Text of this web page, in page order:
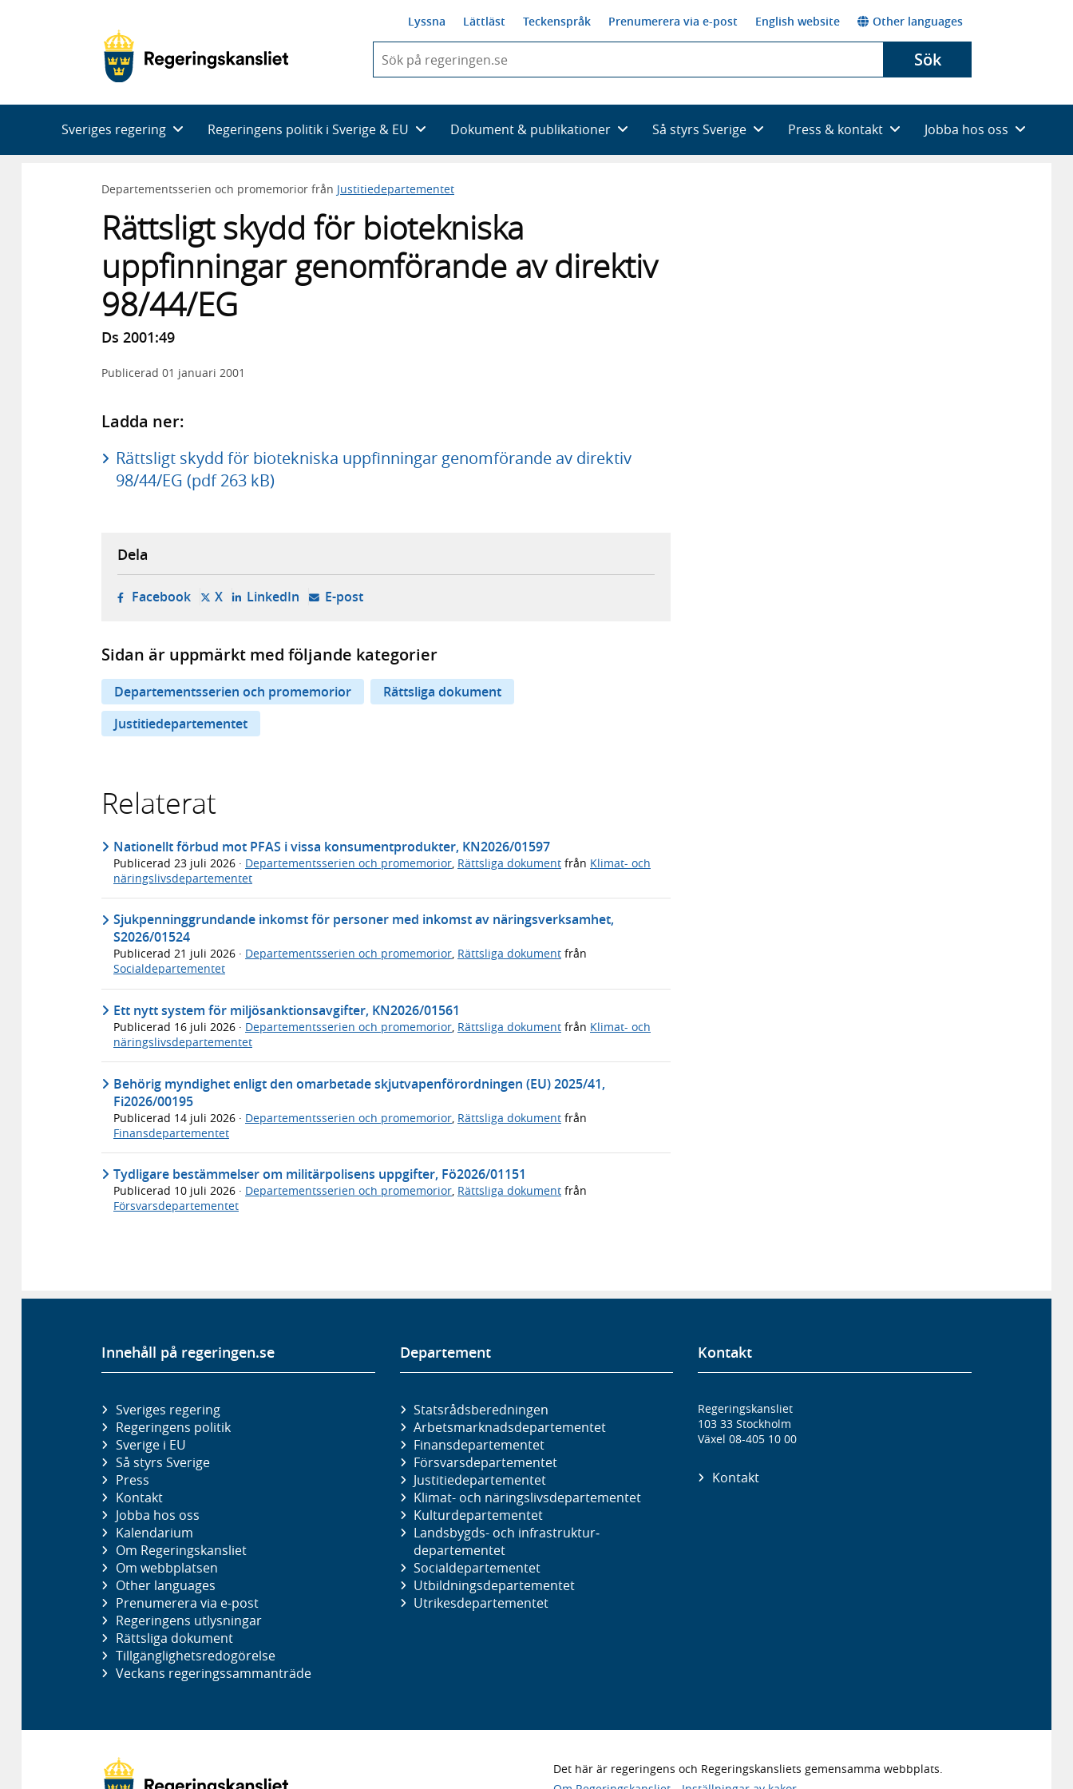
Lyssna Lättläst Teckenspråk Prenumerera via e-post English website Other languages
du
skriva
framträder
en
med
Sök
Sveriges regering Regeringens politik i Sverige & EU Dokument & publikationer Så styrs Sverige Press & kontakt Jobba hos oss
Departementsserien och promemorior från Justitiedepartementet
Rättsligt skydd för biotekniska
uppfinningar genomförande av direktiv
98/44/EG
Ds 2001:49
Publicerad 01 januari 2001
Ladda ner:
Rättsligt skydd för biotekniska uppfinningar genomförande av direktiv
98/44/EG (pdf 263 kB)
Dela
Facebook- öppnas i ny flik, extern webbplats,
X- öppnas i ny flik, extern webbplats,
LinkedIn- öppnas i ny flik, extern webbplats,
E-post- öppnar din e-postklient,
Sidan är uppmärkt med följande kategorier
Departementsserien och promemorior
Rättsliga dokument
Justitiedepartementet
Relaterat
Nationellt förbud mot PFAS i vissa konsumentprodukter, KN2026/01597
Publicerad 23 juli 2026 · Departementsserien och promemorior Rättsliga dokument från Klimat- och
näringslivsdepartementet
Sjukpenninggrundande inkomst för personer med inkomst av näringsverksamhet,
S2026/01524
Publicerad 21 juli 2026 · Departementsserien och promemorior, Rättsliga dokument från
Socialdepartementet
Ett nytt system för miljösanktionsavgifter, KN2026/01561
Publicerad 16 juli 2026 · Departementsserien och promemorior, Rättsliga dokument från Klimat- och
näringslivsdepartementet
Behörig myndighet enligt den omarbetade skjutvapenförordningen (EU) 2025/41,
Fi2026/00195
Publicerad 14 juli 2026 · Departementsserien och promemorior Rättsliga dokument från
Finansdepartementet
Tydligare bestämmelser om militärpolisens uppgifter, Fö2026/01151
Publicerad 10 juli 2026 · Departementsserien och promemorior, Rättsliga dokument från
Försvarsdepartementet
Innehåll på regeringen.se
Sveriges regering
Regeringens politik
Sverige i EU
Så styrs Sverige
Press
Kontakt
Jobba hos oss
Kalendarium
Om Regeringskansliet
Om webbplatsen
Other languages
Prenumerera via e-post
Regeringens utlysningar
Rättsliga dokument
Tillgänglighetsredogörelse
Veckans regeringssammanträde
Departement
Statsrådsberedningen
Arbetsmarknads­departementet
Finans­departementet
Försvars­departementet
Justitie­departementet
Klimat- och näringslivs­departementet
Kultur­departementet
Landsbygds- och infrastruktur­
departementet
Social­departementet
Utbildnings­departementet
Utrikes­departementet
Kontakt
Regeringskansliet
103 33 Stockholm
Växel 08-405 10 00
Kontakt
Det här är regeringens och Regeringskansliets gemensamma webbplats.